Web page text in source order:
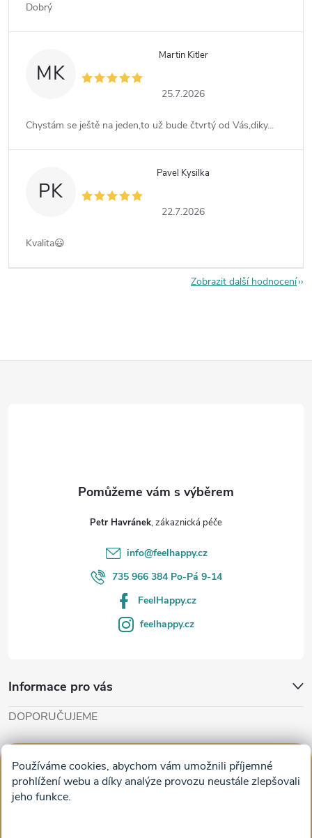
Používáme cookies, abychom vám umožnili příjemné
prohlížení webu a díky analýze provozu neustále zlepšovali
jeho funkce.
Dobrý
MK
Martin Kitler
25.7.2026
Chystám se ještě na jeden,to už bude čtvrtý od Vás,diky...
PK
Pavel Kysilka
22.7.2026
Kvalita😃
Zobrazit další hodnocení
Petr Havránek
info@feelhappy.cz
735 966 384 Po-Pá 9-14
FeelHappy.cz
feelhappy.cz
Informace pro vás
DOPORUČUJEME
Obrazy na plátně na zeď a stěnu do obýváku
Facebook